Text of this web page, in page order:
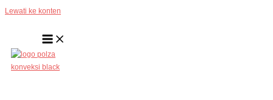
Lewati ke konten